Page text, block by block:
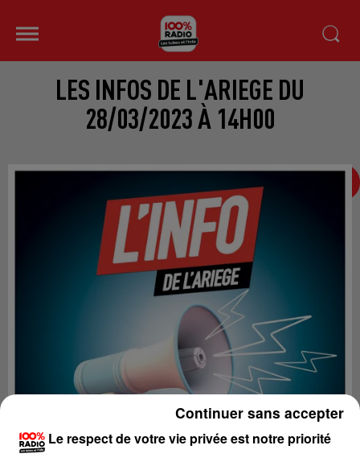
LES INFOS DE L'ARIEGE DU
28/03/2023 À 14H00
Le respect de votre vie privée est notre priorité
Continuer sans accepter